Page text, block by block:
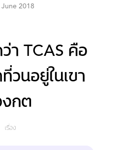
June 2018
า TCAS คือ
วนอยู่ในเขา
งกต
เรื่อง